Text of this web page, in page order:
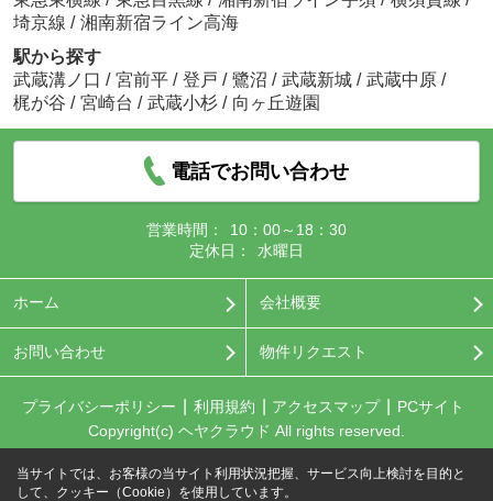
埼京線 / 湘南新宿ライン高海
駅から探す
武蔵溝ノ口 / 宮前平 / 登戸 / 鷺沼 / 武蔵新城 / 武蔵中原 /
梶が谷 / 宮崎台 / 武蔵小杉 / 向ヶ丘遊園
電話でお問い合わせ
営業時間：
10：00～18：30
定休日：
水曜日
ホーム 会社概要
お問い合わせ 物件リクエスト
プライバシーポリシー 利用規約 アクセスマップ
PCサイト
Copyright(c) ヘヤクラウド All rights reserved.
当サイトでは、お客様の当サイト利用状況把握、サービス向上検討を目的と
して、クッキー（Cookie）を使用しています。